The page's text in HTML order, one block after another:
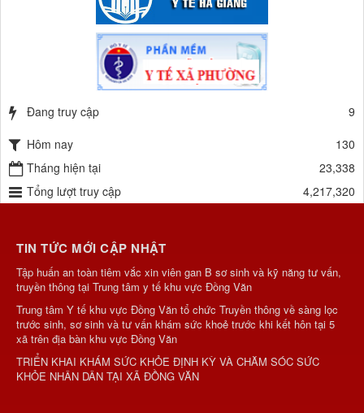
Đang truy cập
9
Hôm nay
130
Tháng hiện tại
23,338
Tổng lượt truy cập
4,217,320
TIN TỨC MỚI CẬP NHẬT
Tập huấn an toàn tiêm vắc xin viên gan B sơ sinh và kỹ năng tư vấn,
truyền thông tại Trung tâm y tế khu vực Đồng Văn
Trung tâm Y tế khu vực Đồng Văn tổ chức Truyền thông về sàng lọc
trước sinh, sơ sinh và tư vấn khám sức khoẻ trước khi kết hôn tại 5
xã trên địa bàn khu vực Đồng Văn
TRIỂN KHAI KHÁM SỨC KHỎE ĐỊNH KỲ VÀ CHĂM SÓC SỨC
KHỎE NHÂN DÂN TẠI XÃ ĐỒNG VĂN